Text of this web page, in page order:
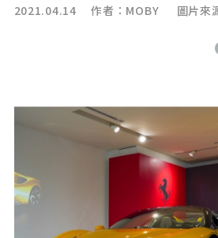
2021.04.14 作者： MOBY 圖片來